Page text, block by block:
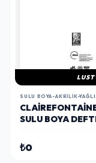
SULU BOYA-AKRILIK-
SULU BOYA
₺0